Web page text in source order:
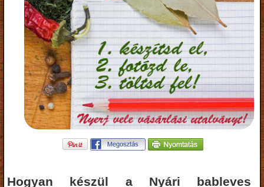
Hogyan készül a Nyári bableves